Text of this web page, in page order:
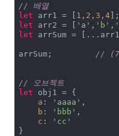
// 배열
let arr1 = [ 1 , 2 , 3 , 4
let arr2 = [ 'a' , 'b' ,
let arrSum =
//
// 오브젝트
let obj1 = {
a : 'aaaa' ,
b : 'bbb' ,
c :
'cc'
}